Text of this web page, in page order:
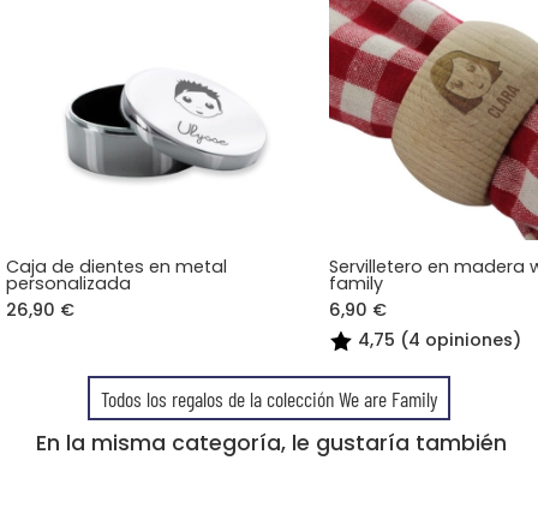
Caja de dientes en metal
personalizada
26,90 €
Servilletero en madera
family
6,90 €
4,75 (4 opiniones)
Todos los regalos de la colección We are Family
En la misma categoría, le gustaría también